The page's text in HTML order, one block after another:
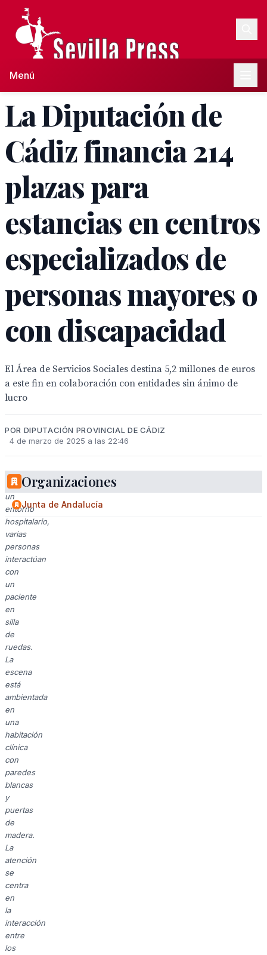
Menú
La Diputación de
Cádiz financia 214
plazas para
estancias en centros
especializados de
personas mayores o
con discapacidad
El Área de Servicios Sociales destina 5,2 millones de euros
a este fin en colaboración con entidades sin ánimo de
lucro
POR DIPUTACIÓN PROVINCIAL DE CÁDIZ
4 de marzo de 2025 a las 22:46
En
un
entorno
hospitalario,
varias
personas
interactúan
con
un
paciente
en
silla
de
ruedas.
La
escena
está
ambientada
en
una
habitación
clínica
con
paredes
blancas
y
puertas
de
madera.
La
atención
se
centra
en
la
interacción
entre
los
Organizaciones
Junta de Andalucía